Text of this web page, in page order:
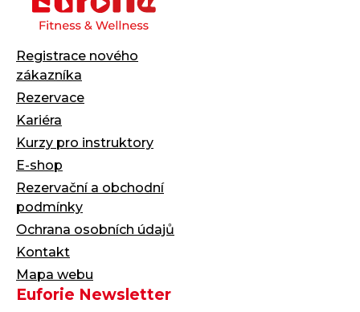
Registrace nového
zákazníka
Rezervace
Kariéra
Kurzy pro instruktory
E-shop
Rezervační a obchodní
podmínky
Ochrana osobních údajů
Kontakt
Mapa webu
Euforie Newsletter